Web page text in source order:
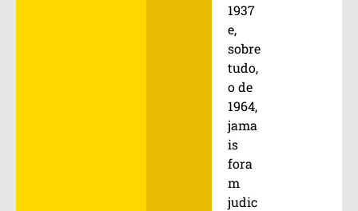
1937
e,
sobre
tudo,
o de
1964,
jama
is
fora
m
judic